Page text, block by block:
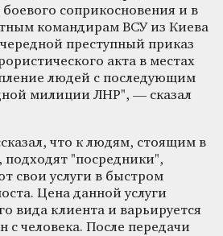
соприкосновения и в
командирам ВСУ из Киева
преступный приказ
акта в местах
людей с последующим
милиции ЛНР", — сказал
что к людям, стоящим в
"посредники",
свои услуги в быстром
Цена данной услуги
вида клиента и варьируется
с человека. После передачи